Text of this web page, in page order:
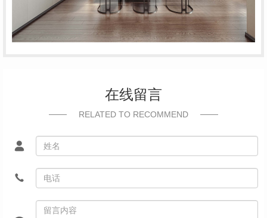
在线留言
RELATED TO RECOMMEND